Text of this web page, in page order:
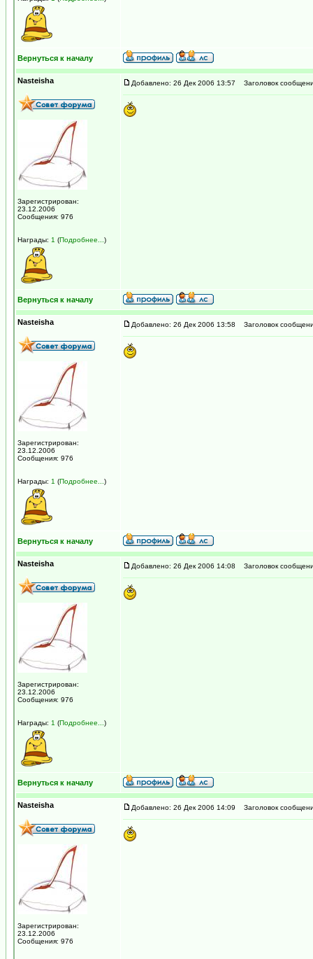
Вернуться к началу
Nasteisha
Зарегистрирован:
23.12.2006
Сообщения: 976
Награды: 1 (Подробнее... )
Добавлено: 26 Дек 2006 13:57 Заголовок
Вернуться к началу
Nasteisha
Зарегистрирован:
23.12.2006
Сообщения: 976
Награды: 1 (Подробнее... )
Добавлено: 26 Дек 2006 13:58 Заголовок
Вернуться к началу
Nasteisha
Зарегистрирован:
23.12.2006
Сообщения: 976
Награды: 1 (Подробнее... )
Добавлено: 26 Дек 2006 14:08 Заголовок
Вернуться к началу
Nasteisha
Зарегистрирован:
23.12.2006
Сообщения: 976
Добавлено: 26 Дек 2006 14:09 Заголовок